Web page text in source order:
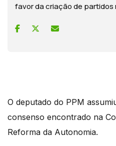
favor da criação de partidos
O deputado do PPM
consenso encontrado na
Reforma da Autonomia.